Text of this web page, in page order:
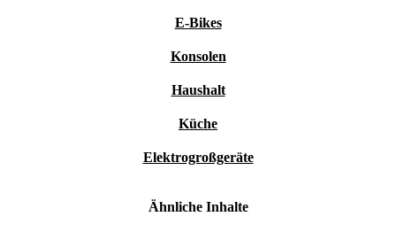
E-Bikes
Konsolen
Haushalt
Küche
Elektrogroßgeräte
Ähnliche Inhalte